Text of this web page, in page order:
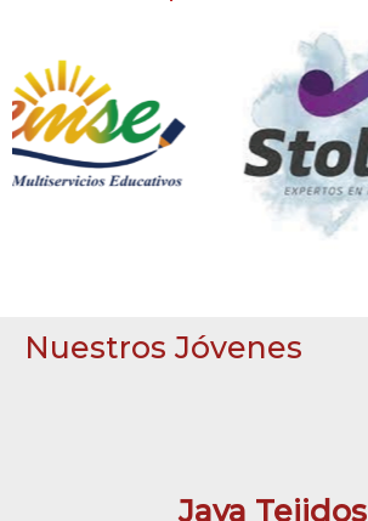
Nuestros Jóvenes
Jaya Tejidos